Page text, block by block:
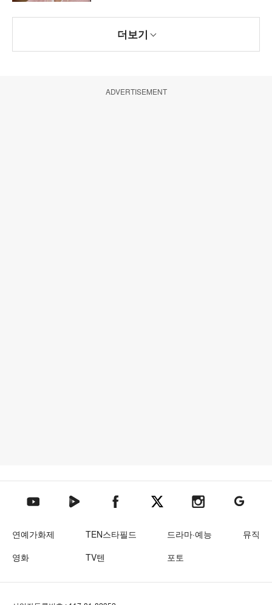
더보기
ADVERTISEMENT
텐아시아 유튜브텐아시아 네이버TV텐아시아 페이스북텐아시아 엑스텐아시아 인스타그램
텐아시아
연예가화제 TEN스타필드 드라마·예능
뮤직
영화
TV텐 포토